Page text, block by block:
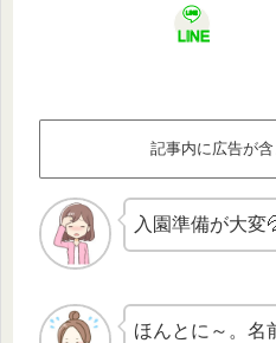
LINE
記事内に広告が含
入園準備が大変
ほんとに～。名